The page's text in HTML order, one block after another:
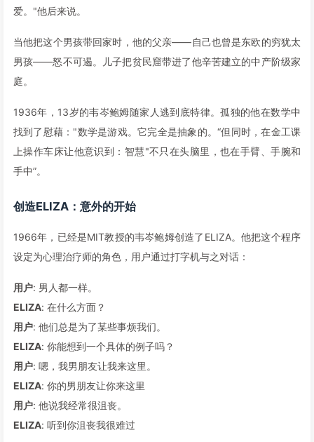
爱。"他后来说。
当他把这个男孩带回家时，他的父亲——自己也曾是东欧的穷犹太
男孩——怒不可遏。儿子把贫民窟带进了他辛苦建立的中产阶级家
庭。
1936年，13岁的韦岑鲍姆随家人逃到底特律。孤独的他在数学中
找到了慰藉："数学是游戏。它完全是抽象的。“但同时，在金工课
上操作车床让他意识到：智慧"不只在头脑里，也在手臂、手腕和
手中”。
创造ELIZA：意外的开始
1966年，已经是MIT教授的韦岑鲍姆创造了ELIZA。他把这个程序
设定为心理治疗师的角色，用户通过打字机与之对话：
用户: 男人都一样。
ELIZA: 在什么方面？
用户: 他们总是为了某些事烦我们。
ELIZA: 你能想到一个具体的例子吗？
用户: 嗯，我男朋友让我来这里。
ELIZA: 你的男朋友让你来这里
用户: 他说我经常很沮丧。
ELIZA: 听到你沮丧我很难过